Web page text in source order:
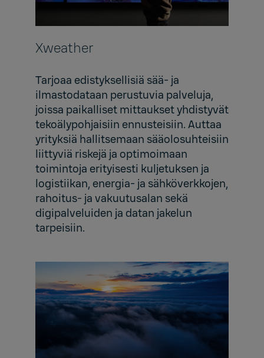
Xweather
Tarjoaa edistyksellisiä sää- ja
ilmastodataan perustuvia palveluja,
joissa paikalliset mittaukset yhdistyvät
tekoälypohjaisiin ennusteisiin. Auttaa
yrityksiä hallitsemaan sääolosuhteisiin
liittyviä riskejä ja optimoimaan
toimintoja erityisesti kuljetuksen ja
logistiikan, energia- ja sähköverkkojen,
rahoitus- ja vakuutusalan sekä
digipalveluiden ja datan jakelun
tarpeisiin.